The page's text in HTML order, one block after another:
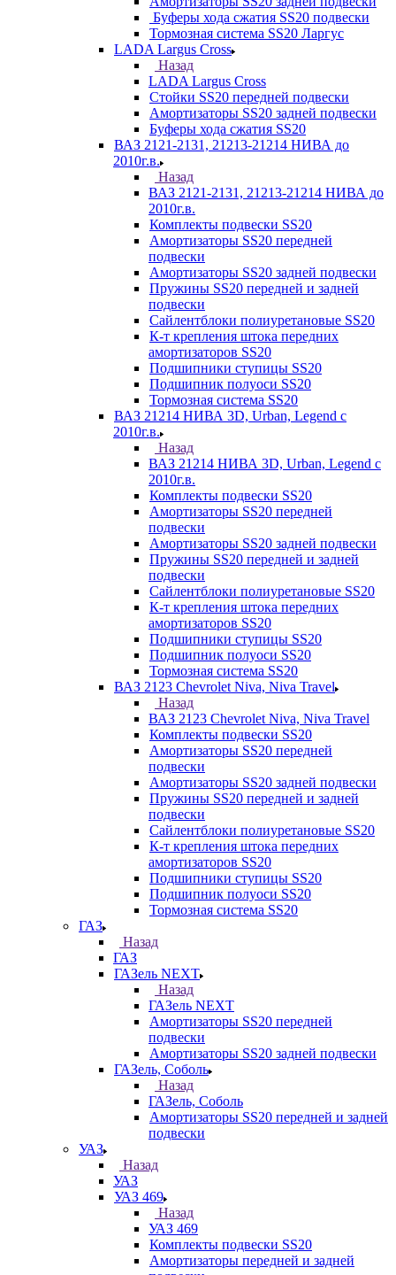
Буферы хода сжатия SS20 подвески
Тормозная система SS20 Ларгус
LADA Largus Cross
Назад
LADA Largus Cross
Стойки SS20 передней подвески
Амортизаторы SS20 задней подвески
Буферы хода сжатия SS20
ВАЗ 2121-2131, 21213-21214 НИВА до
2010г.в.
Назад
ВАЗ 2121-2131, 21213-21214 НИВА до
2010г.в.
Комплекты подвески SS20
Амортизаторы SS20 передней
подвески
Амортизаторы SS20 задней подвески
Пружины SS20 передней и задней
подвески
Сайлентблоки полиуретановые SS20
К-т крепления штока передних
амортизаторов SS20
Подшипники ступицы SS20
Подшипник полуоси SS20
Тормозная система SS20
ВАЗ 21214 НИВА 3D, Urban, Legend c
2010г.в.
Назад
ВАЗ 21214 НИВА 3D, Urban, Legend c
2010г.в.
Комплекты подвески SS20
Амортизаторы SS20 передней
подвески
Амортизаторы SS20 задней подвески
Пружины SS20 передней и задней
подвески
Сайлентблоки полиуретановые SS20
К-т крепления штока передних
амортизаторов SS20
Подшипники ступицы SS20
Подшипник полуоси SS20
Тормозная система SS20
ВАЗ 2123 Chevrolet Niva, Niva Travel
Назад
ВАЗ 2123 Chevrolet Niva, Niva Travel
Комплекты подвески SS20
Амортизаторы SS20 передней
подвески
Амортизаторы SS20 задней подвески
Пружины SS20 передней и задней
подвески
Сайлентблоки полиуретановые SS20
К-т крепления штока передних
амортизаторов SS20
Подшипники ступицы SS20
Подшипник полуоси SS20
Тормозная система SS20
ГАЗ
Назад
ГАЗ
ГАЗель NEXT
Назад
ГАЗель NEXT
Амортизаторы SS20 передней
подвески
Амортизаторы SS20 задней подвески
ГАЗель, Соболь
Назад
ГАЗель, Соболь
Амортизаторы SS20 передней и задней
подвески
УАЗ
Назад
УАЗ
УАЗ 469
Назад
УАЗ 469
Комплекты подвески SS20
Амортизаторы передней и задней